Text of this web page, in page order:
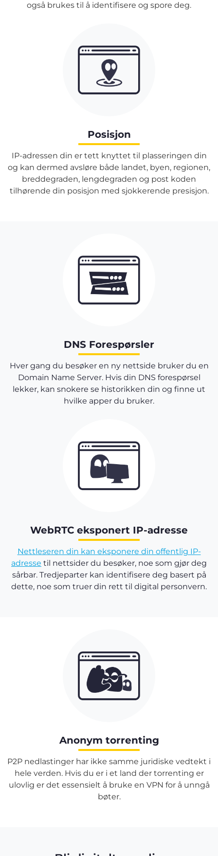
også brukes til å identifisere og spore deg.
Posisjon
IP-adressen din er tett knyttet til plasseringen din
og kan dermed avsløre både landet, byen, regionen,
breddegraden, lengdegraden og post koden
tilhørende din posisjon med sjokkerende presisjon.
DNS Forespørsler
Hver gang du besøker en ny nettside bruker du en
Domain Name Server. Hvis din DNS forespørsel
lekker, kan snokere se historikken din og finne ut
hvilke apper du bruker.
WebRTC eksponert IP-adresse
Nettleseren din kan eksponere din offentlig IP-
adresse til nettsider du besøker, noe som gjør deg
sårbar. Tredjeparter kan identifisere deg basert på
dette, noe som truer din rett til digital personvern.
Anonym torrenting
P2P nedlastinger har ikke samme juridiske vedtekt i
hele verden. Hvis du er i et land der torrenting er
ulovlig er det essensielt å bruke en VPN for å unngå
bøter.